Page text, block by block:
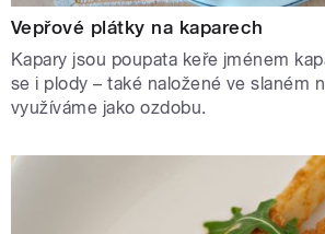
Vepřové plátky na kaparech
Kapary jsou poupata keře jménem
se i plody – také naložené ve slaném
využíváme jako ozdobu.